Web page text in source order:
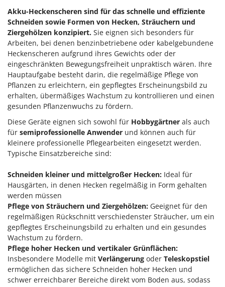
Akku-Heckenscheren sind für das schnelle und effiziente
Schneiden sowie Formen von Hecken, Sträuchern und
Ziergehölzen konzipiert. Sie eignen sich besonders für
Arbeiten, bei denen benzinbetriebene oder kabelgebundene
Heckenscheren aufgrund ihres Gewichts oder der
eingeschränkten Bewegungsfreiheit unpraktisch wären. Ihre
Hauptaufgabe besteht darin, die regelmäßige Pflege von
Pflanzen zu erleichtern, ein gepflegtes Erscheinungsbild zu
erhalten, übermäßiges Wachstum zu kontrollieren und einen
gesunden Pflanzenwuchs zu fördern.
Diese Geräte eignen sich sowohl für Hobbygärtner als auch
für semiprofessionelle Anwender und können auch für
kleinere professionelle Pflegearbeiten eingesetzt werden.
Typische Einsatzbereiche sind:
Schneiden kleiner und mittelgroßer Hecken: Ideal für
Hausgärten, in denen Hecken regelmäßig in Form gehalten
werden müssen
Pflege von Sträuchern und Ziergehölzen: Geeignet für den
regelmäßigen Rückschnitt verschiedenster Sträucher, um ein
gepflegtes Erscheinungsbild zu erhalten und ein gesundes
Wachstum zu fördern.
Pflege hoher Hecken und vertikaler Grünflächen:
Insbesondere Modelle mit Verlängerung oder Teleskopstiel
ermöglichen das sichere Schneiden hoher Hecken und
schwer erreichbarer Bereiche direkt vom Boden aus, sodass